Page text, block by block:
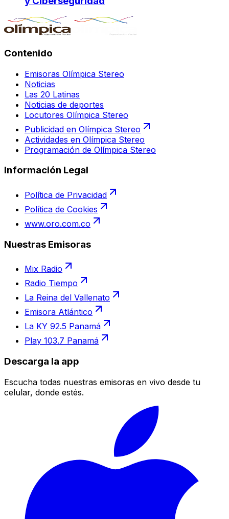
Contenido
Emisoras Olímpica Stereo
Noticias
Las 20 Latinas
Noticias de deportes
Locutores Olímpica Stereo
Publicidad en Olímpica Stereo
Actividades en Olímpica Stereo
Programación de Olímpica Stereo
Información Legal
Política de Privacidad
Política de Cookies
www.oro.com.co
Nuestras Emisoras
Mix Radio
Radio Tiempo
La Reina del Vallenato
Emisora Atlántico
La KY 92.5 Panamá
Play 103.7 Panamá
Descarga la app
Escucha todas nuestras emisoras en vivo desde tu
celular, donde estés.